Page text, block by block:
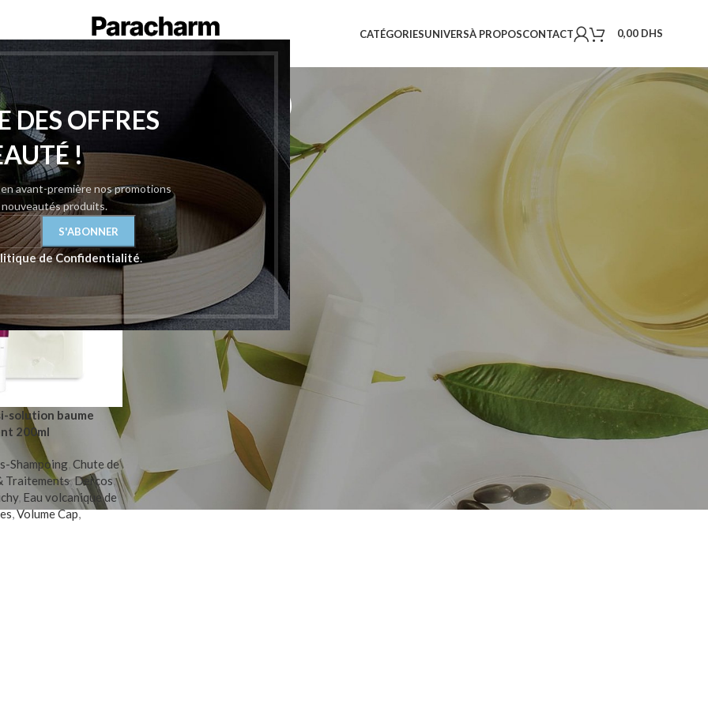
DES OFFRES
!
avant-première nos promotions
produits.
de Confidentialité.
CATÉGORIESUNIVERSÀ PROPOSCONTACT 0,00 DHS
Volume Cap
/ Volume Cap Afficher 9 12
solution baume
200ml
Shampoing, Chute de
Traitements,Dercos,
, Eau volcanique de
,Volume Cap,